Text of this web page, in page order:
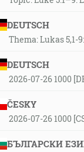
DEUTSCH
Thema: Lukas
DEUTSCH
2026-07-26 1000
ČESKY
2026-07-26 1000
БЪЛГАРСКИ